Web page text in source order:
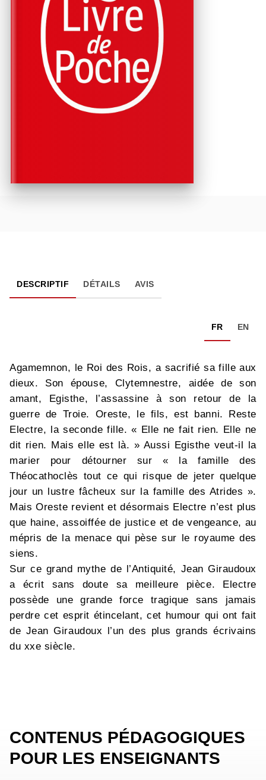
DESCRIPTIF DÉTAILS AVIS
FR EN
Agamemnon, le Roi des Rois, a sacrifié sa fille aux
dieux. Son épouse, Clytemnestre, aidée de son
amant, Egisthe, l’assassine à son retour de la
guerre de Troie. Oreste, le fils, est banni. Reste
Electre, la seconde fille. « Elle ne fait rien. Elle ne
dit rien. Mais elle est là. » Aussi Egisthe veut-il la
marier pour détourner sur « la famille des
Théocathoclès tout ce qui risque de jeter quelque
jour un lustre fâcheux sur la famille des Atrides ».
Mais Oreste revient et désormais Electre n’est plus
que haine, assoiffée de justice et de vengeance, au
mépris de la menace qui pèse sur le royaume des
siens.
Sur ce grand mythe de l’Antiquité, Jean Giraudoux
a écrit sans doute sa meilleure pièce. Electre
possède une grande force tragique sans jamais
perdre cet esprit étincelant, cet humour qui ont fait
de Jean Giraudoux l’un des plus grands écrivains
du xxe siècle.
CONTENUS PÉDAGOGIQUES
POUR LES ENSEIGNANTS